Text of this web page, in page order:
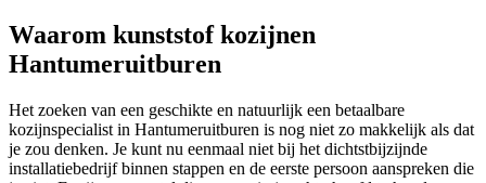
Waarom kunststof kozijnen
Hantumeruitburen
Het zoeken van een geschikte en natuurlijk een betaalbare
kozijnspecialist in Hantumeruitburen is nog niet zo makkelijk als dat
je zou denken. Je kunt nu eenmaal niet bij het dichtstbijzijnde
installatiebedrijf binnen stappen en de eerste persoon aanspreken die